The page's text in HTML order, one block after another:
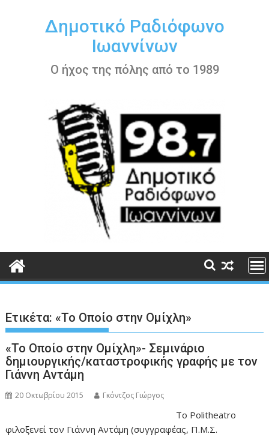
περιεχόμενοΔημοτικό Ραδιόφωνο
Ιωαννίνων
Ο ήχος της πόλης από το 1989
Ετικέτα: «Το Οποίο στην Ομίχλη»
«Το Οποίο στην Ομίχλη»- Σεμινάριο
δημιουργικής/καταστροφικής γραφής με τον
Γιάννη Αντάμη
20 Οκτωβρίου 2015 Γκόντζος Γιώργος
Το Politheatro
φιλοξενεί τον Γιάννη Αντάμη (συγγραφέας, Π.Μ.Σ.